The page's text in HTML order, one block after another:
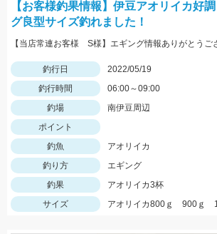
【お客様釣果情報】伊豆アオリイカ好
グ良型サイズ釣れました！
釣行日
2022/05/19
釣行時間
06:00～09:00
釣場
南伊豆周辺
ポイント
釣魚
アオリイカ
釣り方
エギング
釣果
アオリイカ3杯
サイズ
アオリイカ800ｇ 900ｇ